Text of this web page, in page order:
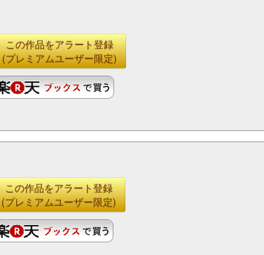
この作品をアラート登録
(プレミアムユーザー限定)
この作品をアラート登録
(プレミアムユーザー限定)